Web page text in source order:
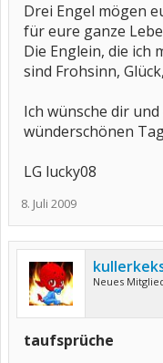
Drei Engel mögen
für eure ganze
Die Englein, die ich
sind Frohsinn,
Ich wünsche dir
wünderschönen
LG lucky08
8. Juli 2009
Neues
taufsprüche